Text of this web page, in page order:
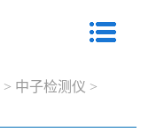
> 中子检测仪 >